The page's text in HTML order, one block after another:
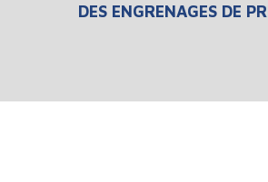
DES ENGRENAGES DE